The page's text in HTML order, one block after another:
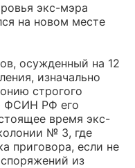
экс-мэра
на новом месте
осужденный на 12
изначально
строгого
ФСИН РФ его
время экс-
№ 3, где
приговора, если не
из